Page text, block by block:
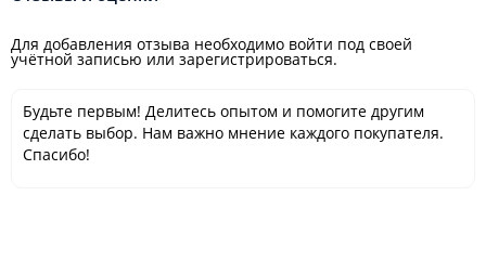
Для добавления отзыва необходимо войти под своей
учётной записью или зарегистрироваться.
Будьте первым! Делитесь опытом и помогите другим
сделать выбор. Нам важно мнение каждого покупателя.
Спасибо!